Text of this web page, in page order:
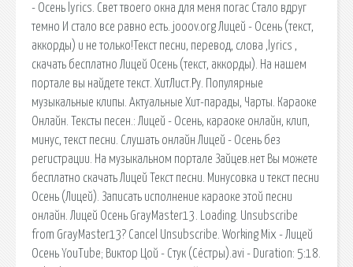
- Осень lyrics. Свет твоего окна для меня погас Стало вдруг
темно И стало все равно есть. jooov.org Лицей - Осень (текст,
аккорды) и не только!Текст песни, перевод, слова ,lyrics ,
скачать бесплатно Лицей Осень (текст, аккорды). На нашем
портале вы найдете текст. ХитЛист.Ру. Популярные
музыкальные клипы. Актуальные Хит-парады, Чарты. Караоке
Онлайн. Тексты песен.: Лицей - Осень, караоке онлайн, клип,
минус, текст песни. Слушать онлайн Лицей - Осень без
регистрации. На музыкальном портале Зайцев.нет Вы можете
бесплатно скачать Лицей Текст песни. Минусовка и текст песни
Осень (Лицей). Записать исполнение караоке этой песни
онлайн. Лицей Осень GrayMaster13. Loading. Unsubscribe
from GrayMaster13? Cancel Unsubscribe. Working Mix - Лицей
Осень YouTube; Виктор Цой - Стук (Сёстры).avi - Duration: 5:18.